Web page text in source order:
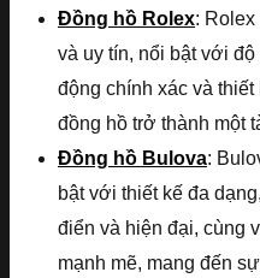
Đồng hồ Rolex:
và uy tín, nổi bật với
động chính xác và
đồng hồ trở thành một
Đồng hồ Bulova:
bật với thiết kế đa
điển và hiện đại, cùng
mạnh mẽ, mang đến